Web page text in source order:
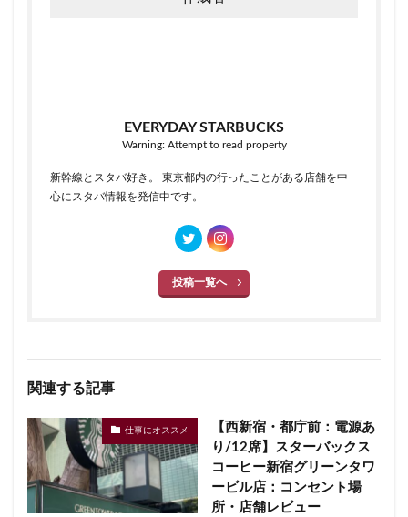
EVERYDAY STARBUCKS
Warning: Attempt to read property
新幹線とスタバ好き。 東京都内の行ったことがある店舗を中
心にスタバ情報を発信中です。
投稿一覧へ
関連する記事
仕事にオススメ
【西新宿・都庁前：電源あ
り/12席】スターバックス
コーヒー新宿グリーンタワ
ービル店：コンセント場
所・店舗レビュー